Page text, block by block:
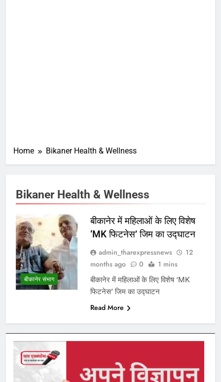
Home Bikaner Health & Wellness
Bikaner Health & Wellness
बीकानेर संभाग
बीकानेर में महिलाओं के लिए विशेष
‘MK फिटनेस’ जिम का उद्घाटन
admin_tharexpressnews
12
months ago
0 1 mins
बीकानेर में महिलाओं के लिए विशेष ‘MK
फिटनेस’ जिम का उद्घाटन
Read More